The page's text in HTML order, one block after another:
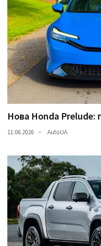
Нова Honda Prelude:
11.06.2026 AutoUA